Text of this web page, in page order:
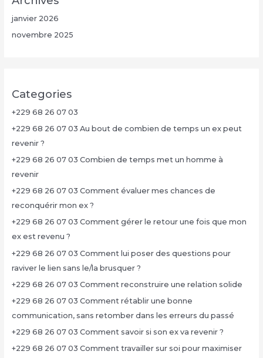
janvier 2026
novembre 2025
Categories
+229 68 26 07 03
+229 68 26 07 03 Au bout de combien de temps un ex peut
revenir ?
+229 68 26 07 03 Combien de temps met un homme à
revenir
+229 68 26 07 03 Comment évaluer mes chances de
reconquérir mon ex ?
+229 68 26 07 03 Comment gérer le retour une fois que mon
ex est revenu ?
+229 68 26 07 03 Comment lui poser des questions pour
raviver le lien sans le/la brusquer ?
+229 68 26 07 03 Comment reconstruire une relation solide
+229 68 26 07 03 Comment rétablir une bonne
communication, sans retomber dans les erreurs du passé
+229 68 26 07 03 Comment savoir si son ex va revenir ?
+229 68 26 07 03 Comment travailler sur soi pour maximiser